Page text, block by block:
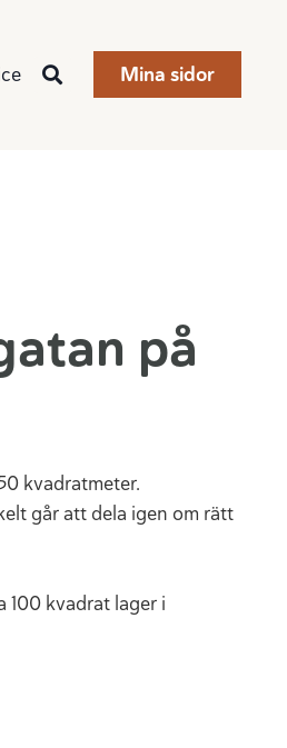
Mina sidor
på
kvadratmeter.
går att dela igen om rätt
100 kvadrat lager i